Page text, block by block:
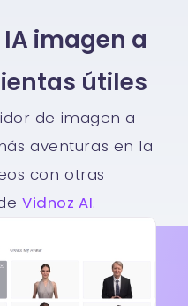
imagen a
útiles
de imagen a
aventuras en la
con otras
Vidnoz AI.